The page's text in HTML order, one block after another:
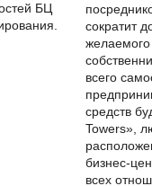
БЦ
сократит
всего
средств
Towers»,
бизнес-
всех